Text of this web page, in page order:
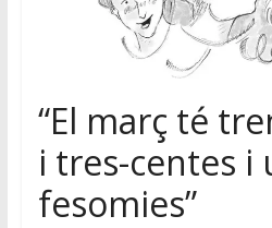
“El març té
i tres-centes i
fesomies”